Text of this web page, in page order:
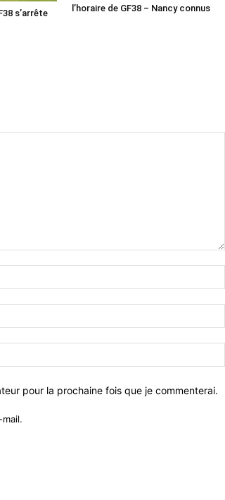
s’arrête
l’horaire de GF38 – Nancy connus
pour la prochaine fois que je commenterai.